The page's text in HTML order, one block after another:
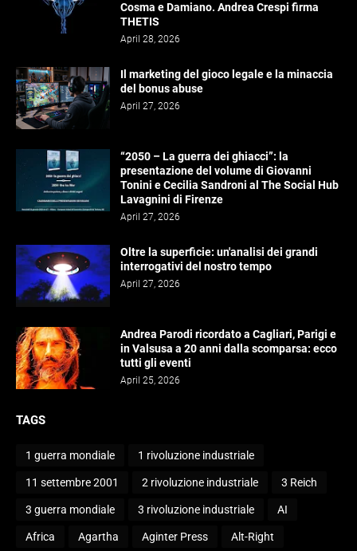
Cosma e Damiano. Andrea Crespi firma
THETIS
April 28, 2026
Il marketing del gioco legale e la minaccia
del bonus abuse
April 27, 2026
“2050 – La guerra dei ghiacci”: la
presentazione del volume di Giovanni
Tonini e Cecilia Sandroni al The Social Hub
Lavagnini di Firenze
April 27, 2026
Oltre la superficie: un'analisi dei grandi
interrogativi del nostro tempo
April 27, 2026
Andrea Parodi ricordato a Cagliari, Parigi e
in Valsusa a 20 anni dalla scomparsa: ecco
tutti gli eventi
April 25, 2026
TAGS
1 guerra mondiale 1 rivoluzione industriale
11 settembre 2001 2 rivoluzione industriale 3 Reich
3 guerra mondiale 3 rivoluzione industriale AI
Africa Agartha Aginter Press Alt-Right